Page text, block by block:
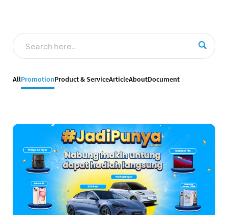
AllPromotionProduct & ServiceArticleAboutDocument